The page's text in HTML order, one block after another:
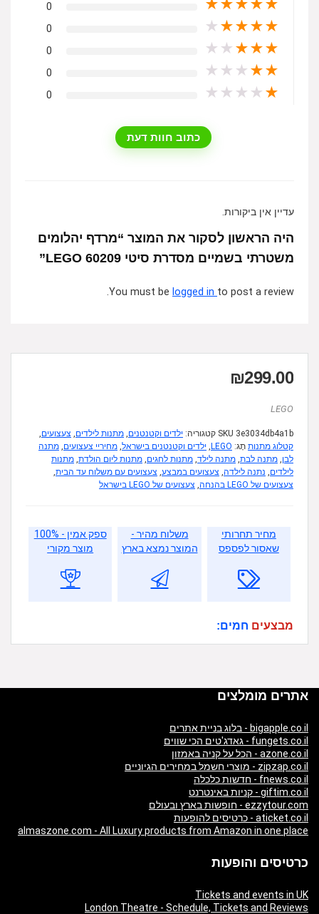
★
★
★
★
★
0
★
★
★
★
★
0
★
★
★
★
★
0
★
★
★
★
★
0
★
★
★
★
★
0
כתוב חוות דעת
עדיין אין ביקורות.
היה הראשון לסקור את המוצר “מרדף יהלומים
משטרתי בשמיים מסדרת סיטי 60209 LEGO”
You must be logged in to post a review.
₪299.00
LEGO
SKU 3e3034db4a1b קטגוריה: ילדים וקטנטנים, מתנות לילדים, צעצועים,
קטלוג מתנות תָג: LEGO
, ילדים וקטנטנים בישראל, מחיריי צעצועים, מתנה
לבן, מתנה לבת, מתנה לילד, מתנות לחגים, מתנות ליום הולדת, מתנות
לילדים, נתנה לילדה, צעצועים במבצע, צעצועים עם משלוח עד הבית,
צעצועים של LEGO בהנחה
, צעצועים של LEGO בישראל
מחיר תחרותי
שאסור לפספס
משלוח מהיר -
המוצר נמצא בארץ
ספק אמין - 100%
מוצר מקורי
מבצעים חמים:
אתרים מומלצים
bigapple.co.il - בלוג בניית אתרים
fungets.co.il - גאדג'טים הכי שווים
azone.co.il - הכל על קניה באמזון
zipzap.co.il - מוצרי חשמל במחירים הגיוניים
fnews.co.il - חדשות כלכלה
giftim.co.il - קניות באינטרנט
ezzytour.com - חופשות בארץ ובעולם
aticket.co.il - כרטיסים להופעות
almaszone.com - All Luxury products from Amazon in one place
כרטיסים והופעות
Tickets and events in UK
London Theatre - Schedule, Tickets and Reviews